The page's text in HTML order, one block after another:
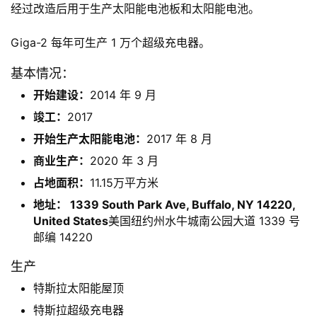
经过改造后用于生产太阳能电池板和太阳能电池。
Giga-2 每年可生产 1 万个超级充电器。
基本情况：
开始建设： 2014 年 9 月
竣工： 2017
开始生产太阳能电池： 2017 年 8 月
商业生产： 2020 年 3 月
占地面积： 11.15万平方米
地址： 1339 South Park Ave, Buffalo, NY 14220,
United States美国纽约州水牛城南公园大道 1339 号
邮编 14220
生产
特斯拉太阳能屋顶
特斯拉超级充电器